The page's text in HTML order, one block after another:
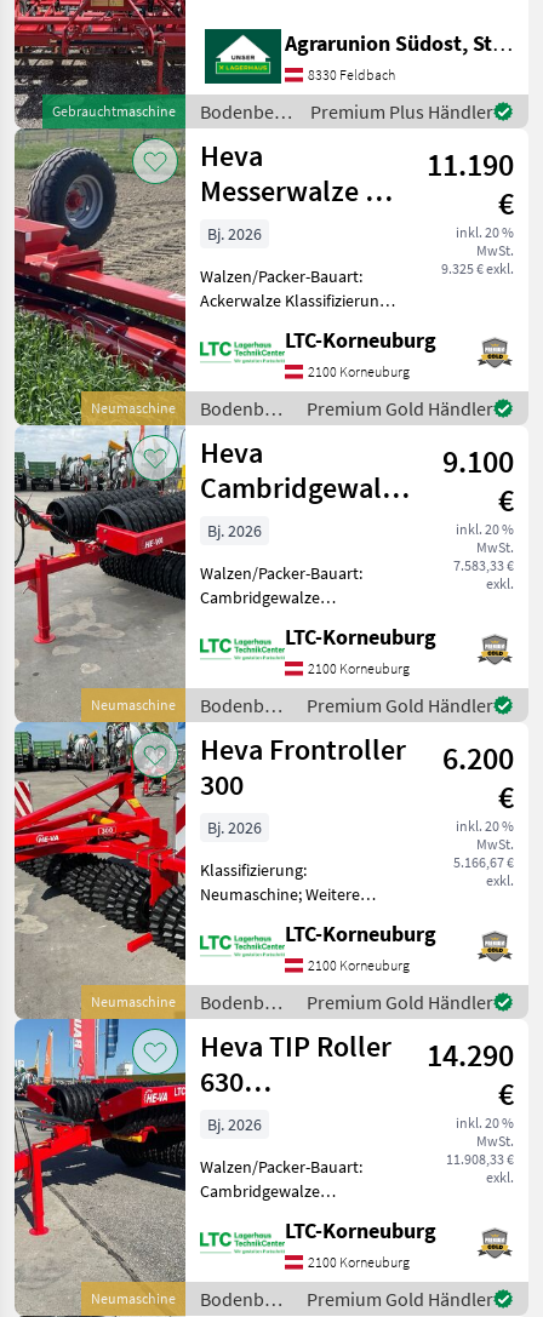
Gebrauchtmaschine
Gesamtzustand steht zum
Verkauf!!! komplett
bestückt mit Federzinken
und
Agrarunion Südost, Standort Gniebing
8330 Feldbach
Bodenbearbeitung
/ Heva
Premium Plus Händler
Neumaschine
Heva
Messerwalze HE-
VA
11.190
€
inkl. 20 %
MwSt.
9.325 € exkl.
Bj. 2026
Walzen/Packer-Bauart:
Ackerwalze Klassifizierung:
Maschinenmerkmale: HE-VA
Messerwalze Messwalze mit
Durchmessern von Ø545
mm und Ø595 mm für de
LTC-Korneuburg
2100 Korneuburg
Bodenbearbeitung
/ Heva
Premium Gold Händler
Neumaschine
Heva
Cambridgewalze
HE-VA 450
9.100
€
inkl. 20 %
MwSt.
7.583,33 €
exkl.
Bj. 2026
Walzen/Packer-Bauart:
Cambridgewalze
Neumaschine; Weitere
Maschinenmerkmale:
Arbeitsbreite 450cm Modell
VIP-Roller 87 Ringe mit
510mm Beleuchtung 2
LTC-Korneuburg
2100 Korneuburg
Bodenbearbeitung
/ Heva
Premium Gold Händler
Neumaschine
Heva Frontroller
300
6.200
€
inkl. 20 %
MwSt.
5.166,67 €
exkl.
Bj. 2026
Klassifizierung:
Neumaschine; Weitere
Sternringwalze Breite 3,
00m 50 x Durchmesser
450/500 Beleuchtung LED
Warntafeln Selbstlenkung
Gewicht: ca. 1
LTC-Korneuburg
2100 Korneuburg
Bodenbearbeitung
/ Heva
Premium Gold Händler
Neumaschine
Heva TIP Roller
630
Cambridgewalze
14.290
€
inkl. 20 %
MwSt.
11.908,33 €
exkl.
Bj. 2026
Walzen/Packer-Bauart:
Cambridgewalze
Neumaschine; Weitere
Maschinenmerkmale: Tip
Roller 630 mit mittig
aufgehängten
LTC-Korneuburg
2100 Korneuburg
BodenbearbeitungPremium Gold Händler